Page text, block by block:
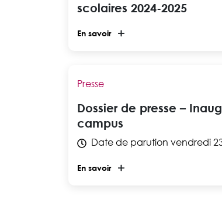
scolaires 2024-2025
En savoir
Presse
Dossier de presse –
campus
Date de parution vendredi
En savoir